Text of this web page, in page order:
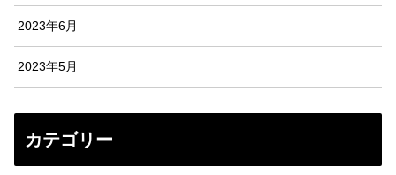
2023年6月
2023年5月
カテゴリー